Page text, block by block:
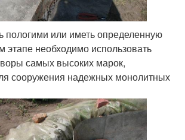
пологими или иметь определенную
необходимо использовать
самых высоких марок,
сооружения надежных монолитных